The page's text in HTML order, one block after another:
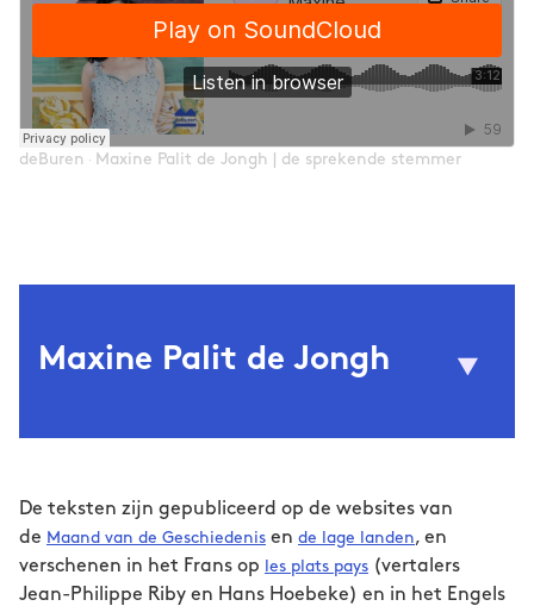
deBuren · Maxine Palit de Jongh | de sprekende stemmer
Maxine Palit de Jongh
poëzie, proza en scenario en combineert deze
vormen in haar werk. Ze is gefascineerd door
verrassing en dialogen waarin ongemak tot
wonderlijke ontmoetingen leidt. Ze heeft
De teksten zijn gepubliceerd op de websites van
de Maand van de Geschiedenis en de lage landen, en
verschenen in het Frans op
les plats pays (vertalers
Jean-Philippe Riby en Hans Hoebeke) en in het Engels